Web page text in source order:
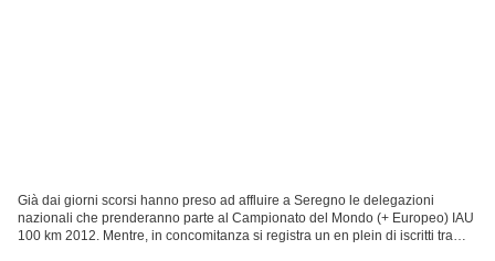
Già dai giorni scorsi hanno preso ad affluire a Seregno le delegazioni
nazionali che prenderanno parte al Campionato del Mondo (+ Europeo) IAU
100 km 2012. Mentre, in concomitanza si registra un en plein di iscritti tra